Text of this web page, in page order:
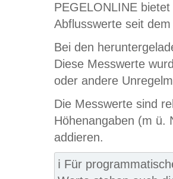
PEGELONLINE
Abflusswerte seit
Bei den
Diese Messwerte
oder andere
Die Messwerte sind
Höhenangaben (m ü.
addieren.
ℹ️ Für